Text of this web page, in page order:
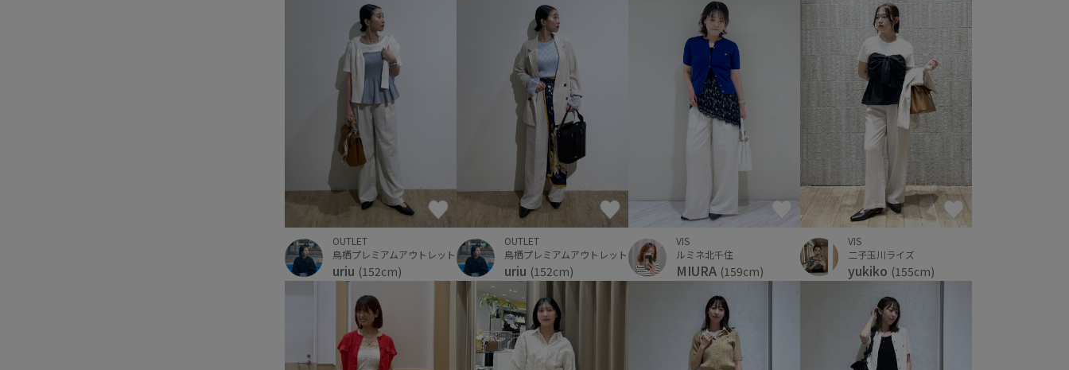
OUTLET
鳥栖プレミアムアウトレット
uriu (152cm)
OUTLET
鳥栖プレミアムアウトレット
uriu (152cm)
VIS
ルミネ北千住
MIURA (159cm)
VIS
二子玉川ライズ
yukiko (155cm)